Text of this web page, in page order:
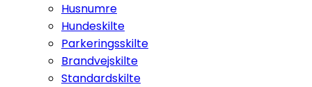
Husnumre
Hundeskilte
Parkeringsskilte
Brandvejskilte
Standardskilte